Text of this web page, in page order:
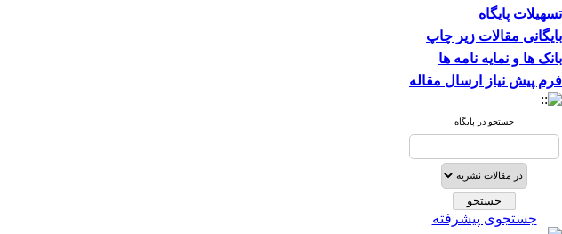
تسهیلات پایگاه
بایگانی مقالات زیر چاپ
بانک ها و نمایه نامه ها
فرم پیش نیاز ارسال مقاله
جستجو در پایگاه
جستجوی پیشرفته